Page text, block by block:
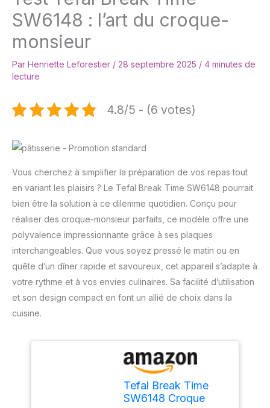
SW6148 : l’art du croque-
monsieur
Par Henriette Leforestier / 28 septembre 2025 / 4 minutes de
lecture
4.8/5 - (6 votes)
Vous cherchez à simplifier la préparation de vos repas tout
en variant les plaisirs ? Le Tefal Break Time SW6148 pourrait
bien être la solution à ce dilemme quotidien. Conçu pour
réaliser des croque-monsieur parfaits, ce modèle offre une
polyvalence impressionnante grâce à ses plaques
interchangeables. Que vous soyez pressé le matin ou en
quête d’un dîner rapide et savoureux, cet appareil s’adapte à
votre rythme et à vos envies culinaires. Sa facilité d’utilisation
et son design compact en font un allié de choix dans la
cuisine.
Tefal Break Time
SW6148 Croque